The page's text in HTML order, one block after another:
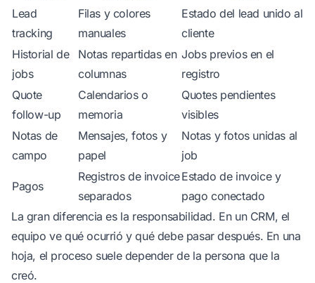
Lead
tracking
Filas y colores
manuales
Estado del lead unido al
cliente
Historial de
jobs
Notas repartidas en
columnas
Jobs previos en el
registro
Quote
follow-up
Calendarios o
memoria
Quotes pendientes
visibles
Notas de
campo
Mensajes, fotos y
papel
Notas y fotos unidas al
job
Pagos
Registros de invoice
separados
Estado de invoice y
pago conectado
La gran diferencia es la responsabilidad. En un CRM, el
equipo ve qué ocurrió y qué debe pasar después. En una
hoja, el proceso suele depender de la persona que la
creó.